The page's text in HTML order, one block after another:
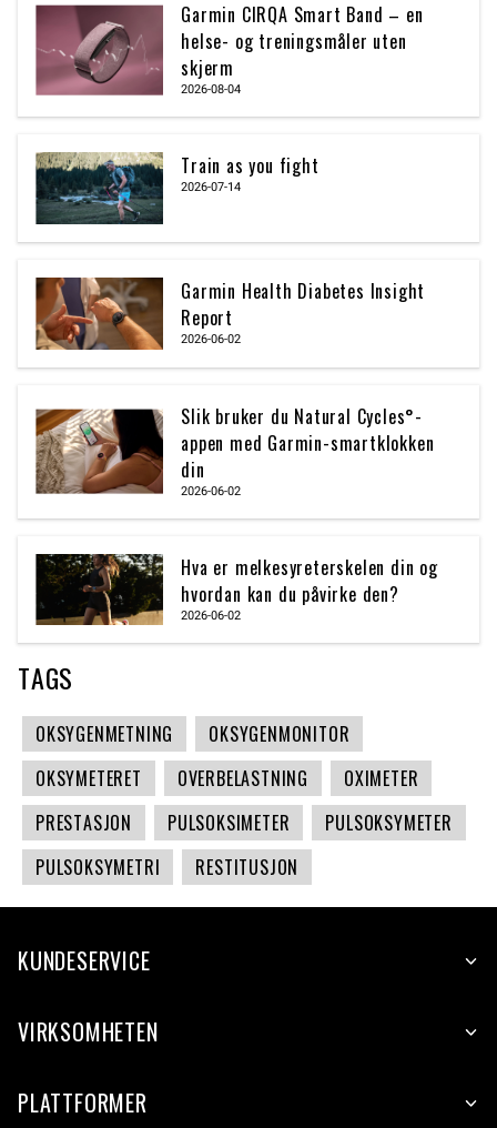
Garmin CIRQA Smart Band – en
helse- og treningsmåler uten
skjerm
2026-08-04
Train as you fight
2026-07-14
Garmin Health Diabetes Insight
Report
2026-06-02
Slik bruker du Natural Cycles°-
appen med Garmin-smartklokken
din
2026-06-02
Hva er melkesyreterskelen din og
hvordan kan du påvirke den?
2026-06-02
TAGS
OKSYGENMETNING
OKSYGENMONITOR
OKSYMETERET
OVERBELASTNING
OXIMETER
PRESTASJON
PULSOKSIMETER
PULSOKSYMETER
PULSOKSYMETRI
RESTITUSJON
KUNDESERVICE
VIRKSOMHETEN
PLATTFORMER